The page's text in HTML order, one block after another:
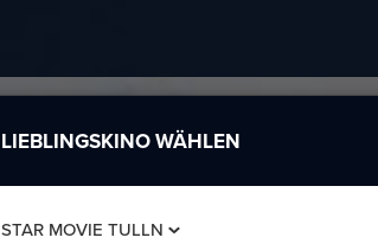
LIEBLINGSKINO WÄHLEN
STAR MOVIE TULLN